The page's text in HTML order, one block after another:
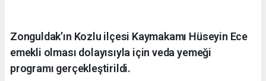
Zonguldak’ın Kozlu ilçesi Kaymakamı Hüseyin Ece
emekli olması dolayısıyla için veda yemeği
programı gerçekleştirildi.